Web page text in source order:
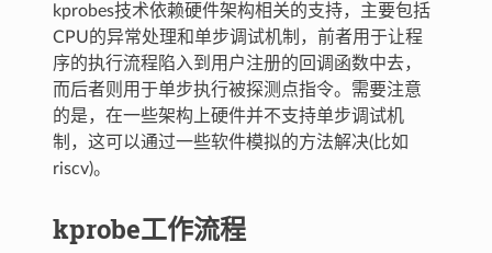
kprobes技术依赖硬件架构相关的支持，主要包括
CPU的异常处理和单步调试机制，前者用于让程
序的执行流程陷入到用户注册的回调函数中去，
而后者则用于单步执行被探测点指令。需要注意
的是，在一些架构上硬件并不支持单步调试机
制，这可以通过一些软件模拟的方法解决(比如
riscv)。
kprobe工作流程